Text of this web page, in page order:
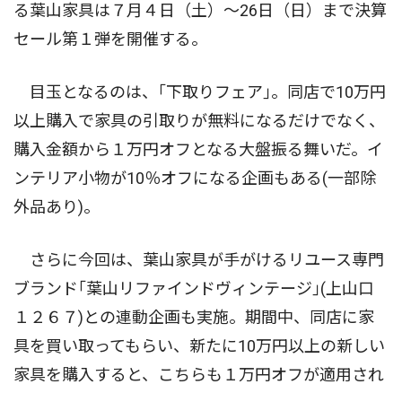
る葉山家具は７月４日（土）〜26日（日）まで決算
セール第１弾を開催する。
目玉となるのは、｢下取りフェア｣。同店で10万円
以上購入で家具の引取りが無料になるだけでなく、
購入金額から１万円オフとなる大盤振る舞いだ。イ
ンテリア小物が10％オフになる企画もある(一部除
外品あり)。
さらに今回は、葉山家具が手がけるリユース専門
ブランド｢葉山リファインドヴィンテージ｣(上山口
１２６７)との連動企画も実施。期間中、同店に家
具を買い取ってもらい、新たに10万円以上の新しい
家具を購入すると、こちらも１万円オフが適用され